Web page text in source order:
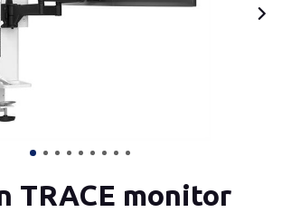
TRACE monitor